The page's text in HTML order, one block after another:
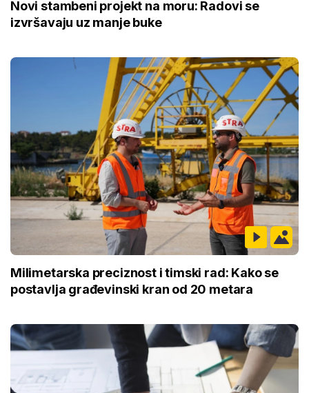
Novi stambeni projekt na moru: Radovi se
izvršavaju uz manje buke
Milimetarska preciznost i timski rad: Kako se
postavlja građevinski kran od 20 metara